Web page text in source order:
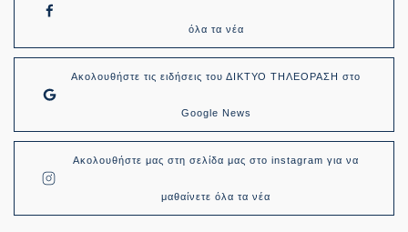
όλα τα νέα
Ακολουθήστε τις ειδήσεις του ΔΙΚΤΥΟ ΤΗΛΕΟΡΑΣΗ στο
Google News
Ακολουθήστε μας στη σελίδα μας στο instagram για να
μαθαίνετε όλα τα νέα